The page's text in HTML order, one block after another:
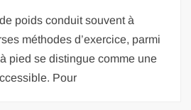
poids conduit souvent à
méthodes d’exercice, parmi
pied se distingue comme une
Pour